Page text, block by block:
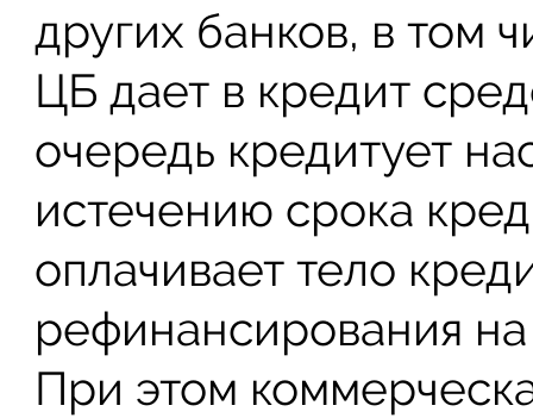
других банков, в том
ЦБ дает в кредит
очередь кредитует
истечению срока
оплачивает тело
рефинансирования
При этом